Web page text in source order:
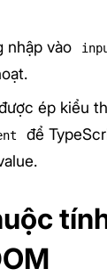
nhập vào
ép kiểu
để